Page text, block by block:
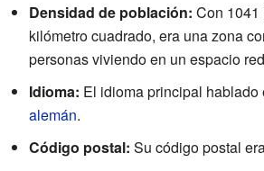
Densidad de población: Con 1041
kilómetro cuadrado, era una zona
personas viviendo en un espacio
Idioma: El idioma principal hablado
alemán.
Código postal: Su código postal